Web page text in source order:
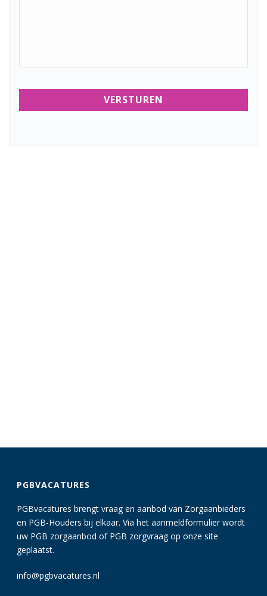
PGBVACATURES
PGBvacatures brengt vraag en aanbod van Zorgaanbieders
en PGB-Houders bij elkaar. Via het aanmeldformulier wordt
uw PGB zorgaanbod of PGB zorgvraag op onze site
geplaatst.
info@pgbvacatures.nl